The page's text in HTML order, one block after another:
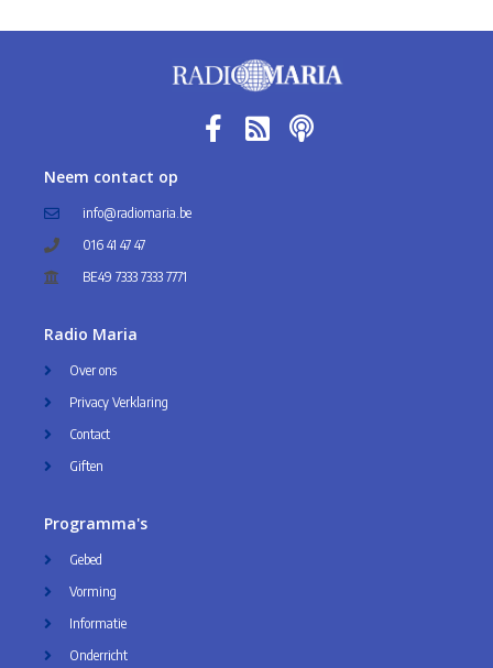
Neem contact op
info@radiomaria.be
016 41 47 47
BE49 7333 7333 7771
Radio Maria
Over ons
Privacy Verklaring
Contact
Giften
Programma's
Gebed
Vorming
Informatie
Onderricht